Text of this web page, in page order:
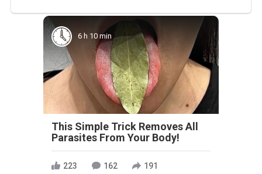
6 h 10 min
This Simple Trick Removes All
Parasites From Your Body!
223 162 191